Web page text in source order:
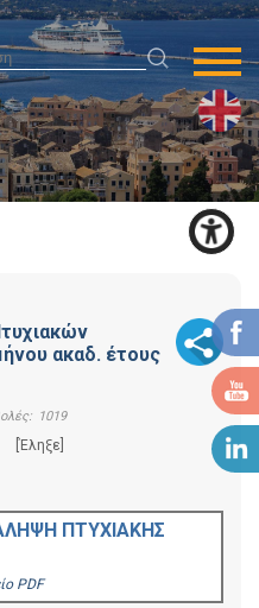
ακαδ. έτους
1019
[Έληξε]
ΠΤΥΧΙΑΚΗΣ
PDF